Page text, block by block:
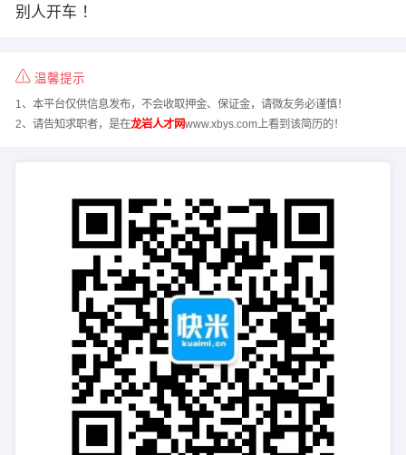
别人开车 ！
温馨提示
1、本平台仅供信息发布，不会收取押金、保证金，请微友务必谨慎！
2、请告知求职者，是在龙岩人才网www.xbys.com上看到该简历的！